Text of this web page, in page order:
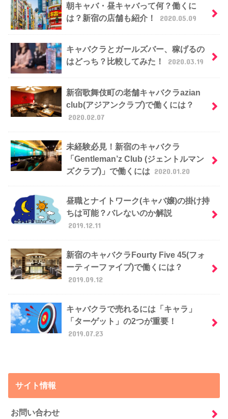
朝キャバ・昼キャバって何？働くに
は？新宿の店舗も紹介！
2020.05.09
キャバクラとガールズバー、稼げるの
はどっち？比較してみた！
2020.03.19
新宿歌舞伎町の老舗キャバクラazian
club(アジアンクラブ)で働くには？
2020.02.07
未経験必見！新宿のキャバクラ
「Gentleman’z Club (ジェントルマン
ズクラブ)」で働くには 2020.01.20
昼職とナイトワーク(キャバ嬢)の掛け持
ちは可能？バレないのか解説
2019.12.11
新宿のキャバクラFourty Five 45(フォ
ーティーファイブ)で働くには？
2019.09.12
キャバクラで売れるには「キャラ」
「ターゲット」の2つが重要！
2019.07.23
サイト情報
お問い合わせ